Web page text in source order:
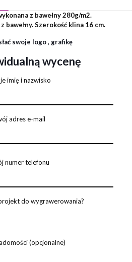
z bawełny 280g/m2.
bawełny. Szerokość klina 16 cm.
swoje logo , grafikę
wycenę
imię i nazwisko
adres e-mail
numer telefonu
do wygrawerowania?
(opcjonalne)